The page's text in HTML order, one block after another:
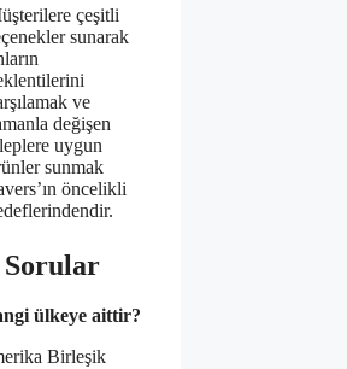
çeşitli
sunarak
ve
değişen
uygun
sunmak
öncelikli
Sorular
ülkeye aittir?
Birleşik